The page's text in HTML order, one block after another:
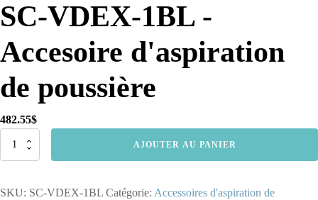
SC-VDEX-1BL -
Accesoire d'aspiration
de poussière
482.55$
quantité
1BL
AJOUTER AU PANIER
SKU: SC-VDEX-1BL Catégorie: Accessoires d'aspiration de